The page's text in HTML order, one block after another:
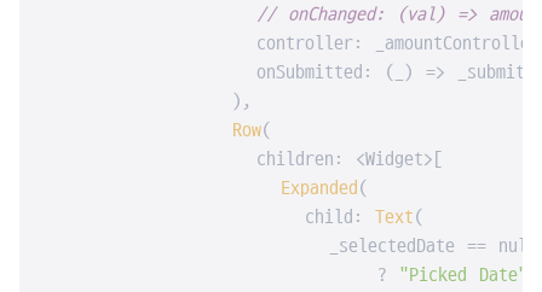
// onChanged: (val) =>
controller:
onSubmitted: (_) =>
                ),
Row(
                  children: <Widget>[
Expanded(
                      child:
Text(
                        _selectedDate == null
                            ?
"Picked Date"